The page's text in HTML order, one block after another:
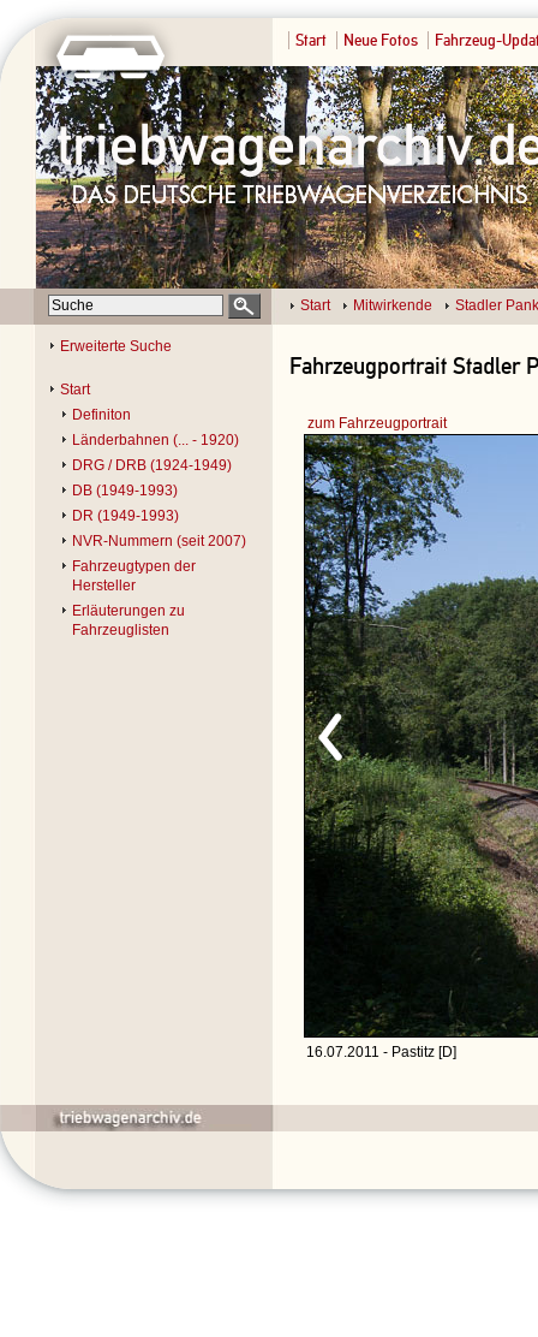
Start Neue Fotos Fahrzeug-
Start Mitwirkende Stadler
Erweiterte Suche
Start
Definiton
Länderbahnen (... - 1920)
DRG / DRB (1924-1949)
DB (1949-1993)
DR (1949-1993)
NVR-Nummern (seit 2007)
Fahrzeugtypen der
Hersteller
Erläuterungen zu
Fahrzeuglisten
Fahrzeugportrait Stadler
zum Fahrzeugportrait
16.07.2011 - Pastitz [D]